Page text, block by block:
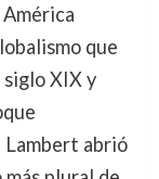
que
XIX y
abrió